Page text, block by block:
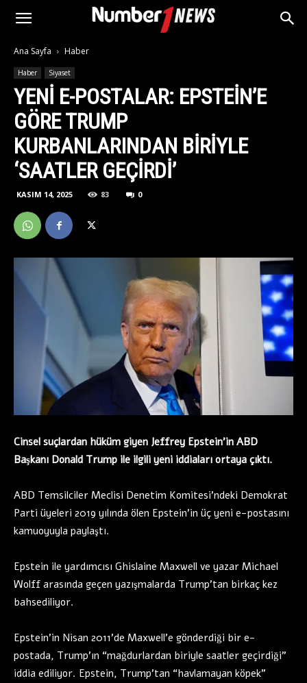
Ana Sayfa Haber
Haber Siyaset
YENI E-POSTALAR: EPSTEIN’E
GÖRE TRUMP
KURBANLARINDAN BIRIYLE
‘SAATLER GEÇIRDI’
KASIM 14, 2025 83 0
Cinsel suçlardan hüküm giyen Jeffrey Epstein’in ABD
Başkanı Donald Trump ile ilgili yeni iddiaları ortaya çıktı.
ABD Temsilciler Meclisi Denetim Komitesi’ndeki Demokrat
Parti üyeleri 2019 yılında ölen Epstein’in üç yeni e-postasını
kamuoyuyla paylaştı.
Epstein ile yardımcısı Ghislaine Maxwell ve yazar Michael
Wolff arasında geçen yazışmalarda Trump’tan birkaç kez
bahsediliyor.
Epstein’in Nisan 2011’de Maxwell’e gönderdiği bir e-
postada, Trump’ın “mağdurlardan biriyle saatler geçirdiği”
iddia ediliyor. Epstein, Trump’tan “havlamayan köpek”